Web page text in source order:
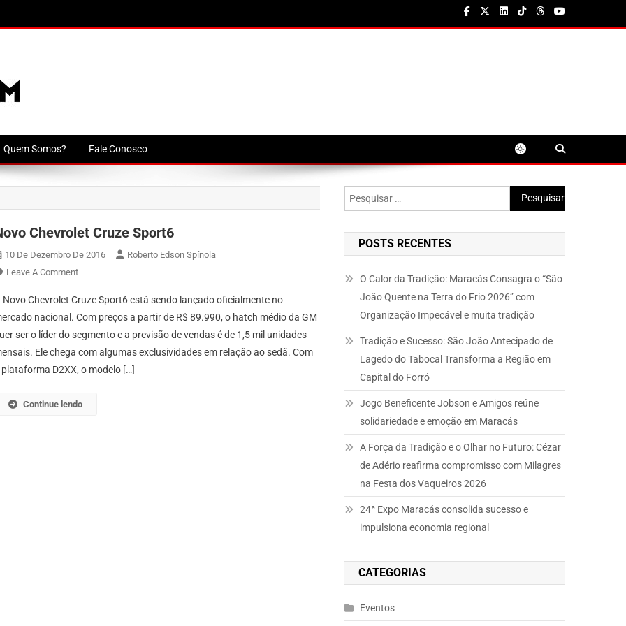
Quem Somos? Fale Conosco
Chevrolet Cruze Sport6
10 De Dezembro De 2016
Roberto Edson Spínola
Leave A CommentOn
Chevrolet
Cruze
Sport6
Novo Chevrolet Cruze Sport6 está sendo lançado oficialmente no
nacional. Com preços a partir de R$ 89.990, o hatch médio da GM
ser o líder do segmento e a previsão de vendas é de 1,5 mil unidades
Ele chega com algumas exclusividades em relação ao sedã. Com
plataforma D2XX, o modelo […]
Continue lendo
Pesquisar
por:
POSTS RECENTES
O Calor da Tradição: Maracás Consagra o “São
João Quente na Terra do Frio 2026” com
Organização Impecável e muita tradição
Tradição e Sucesso: São João Antecipado de
Lagedo do Tabocal Transforma a Região em
Capital do Forró
Jogo Beneficente Jobson e Amigos reúne
solidariedade e emoção em Maracás
A Força da Tradição e o Olhar no Futuro: Cézar
de Adério reafirma compromisso com Milagres
na Festa dos Vaqueiros 2026
24ª Expo Maracás consolida sucesso e
impulsiona economia regional
CATEGORIAS
Eventos